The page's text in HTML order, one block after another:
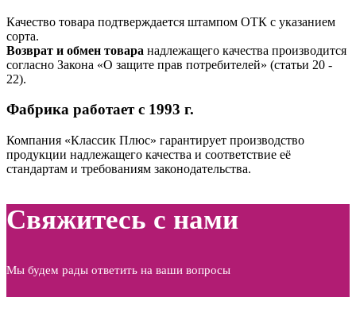
Качество товара подтверждается штампом ОТК с указанием
сорта.
Возврат и обмен товара надлежащего качества производится
согласно Закона «О защите прав потребителей» (статьи 20 ‑
22).
Фабрика работает с 1993 г.
Компания «Классик Плюс» гарантирует производство
продукции надлежащего качества и соответствие её
стандартам и требованиям законодательства.
Свяжитесь с нами
Мы будем рады ответить на ваши вопросы